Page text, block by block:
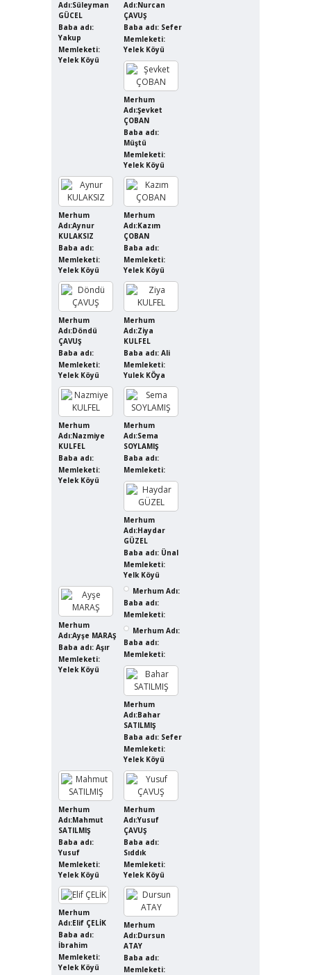
Adı:Süleyman
GÜCEL
Baba adı:
Yakup
Memleketi:
Yelek Köyü
Adı:Nurcan
ÇAVUŞ
Baba adı: Sefer
Memleketi:
Yelek Köyü
Merhum
Adı:Şevket
ÇOBAN
Baba adı:
Müştü
Memleketi:
Yelek Köyü
Merhum
Adı:Aynur
KULAKSIZ
Baba adı:
Memleketi:
Yelek Köyü
Merhum
Adı:Kazım
ÇOBAN
Baba adı:
Memleketi:
Yelek Köyü
Merhum
Adı:Döndü
ÇAVUŞ
Baba adı:
Memleketi:
Yelek Köyü
Merhum
Adı:Ziya
KULFEL
Baba adı: Ali
Memleketi:
Yulek KÖya
Merhum
Adı:Nazmiye
KULFEL
Baba adı:
Memleketi:
Yelek Köyü
Merhum
Adı:Sema
SOYLAMIŞ
Baba adı:
Memleketi:
Merhum
Adı:Haydar
GÜZEL
Baba adı: Ünal
Memleketi:
Yelk Köyü
Merhum
Adı:Ayşe MARAŞ
Baba adı: Aşır
Memleketi:
Yelek Köyü
Merhum Adı:
Baba adı:
Memleketi:
Merhum Adı:
Baba adı:
Memleketi:
Merhum
Adı:Bahar
SATILMIŞ
Baba adı: Sefer
Memleketi:
Yelek Köyü
Merhum
Adı:Mahmut
SATILMIŞ
Baba adı:
Yusuf
Memleketi:
Yelek Köyü
Merhum
Adı:Yusuf
ÇAVUŞ
Baba adı:
Sıddık
Memleketi:
Yelek Köyü
Merhum
Adı:Elif ÇELİK
Baba adı:
İbrahim
Memleketi:
Yelek Köyü
Merhum
Adı:Dursun
ATAY
Baba adı:
Memleketi: